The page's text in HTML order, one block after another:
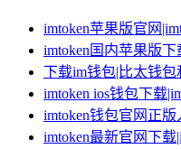
imtoken苹果版官网
imtoken国内苹果版下
下载im钱包|比太钱包
imtoken ios钱包下载
imtoken钱包官网正
imtoken最新官网下